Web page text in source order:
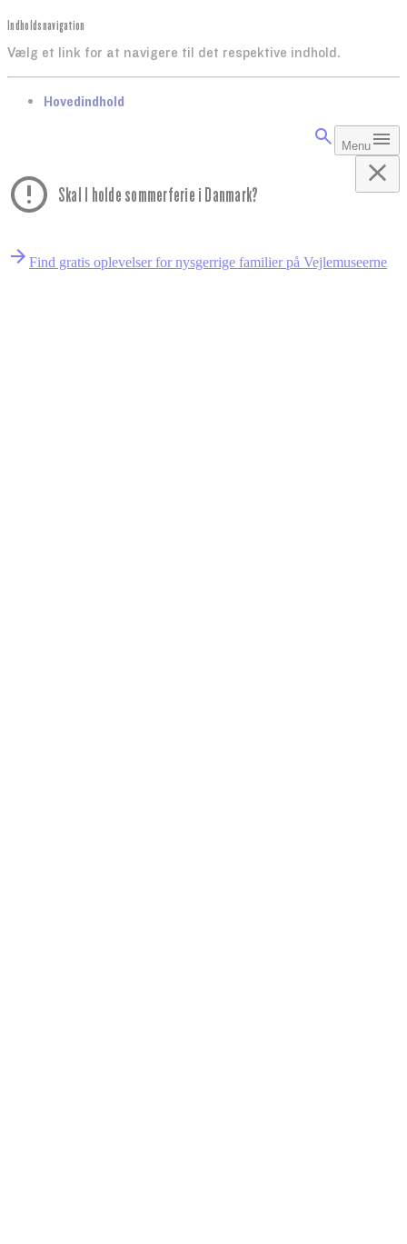
Indholdsnavigation
Vælg et link for at navigere til det respektive indhold.
gå til
Hovedindhold
Menu
Skal I holde sommerferie i Danmark?
Find gratis oplevelser for nysgerrige familier på Vejlemuseerne